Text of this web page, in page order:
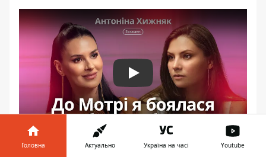
Play
Головна Актуально Україна на часі Youtube